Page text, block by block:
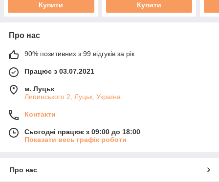
Купити Купити
Про нас
90% позитивних з 99 відгуків за рік
Працює з 03.07.2021
м. Луцьк
Липинського 2, Луцьк, Україна
Контакти
Сьогодні працює з 09:00 до 18:00
Показати весь графік роботи
Про нас